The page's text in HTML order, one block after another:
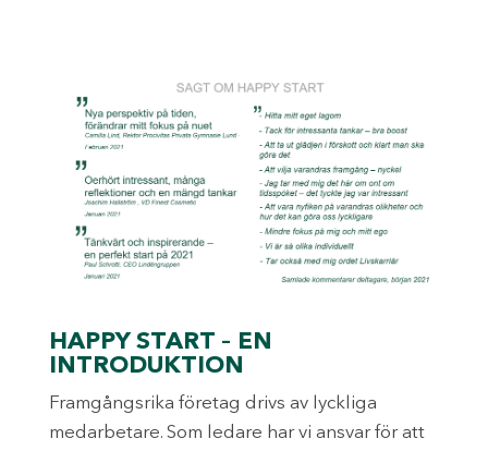
HAPPY START – EN
INTRODUKTION
Framgångsrika företag drivs av lyckliga
medarbetare. Som ledare har vi ansvar för att